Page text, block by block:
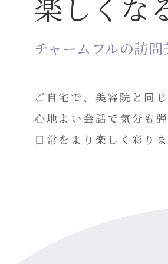
チャームフルの訪問
ご自宅で、美容院と同
心地よい会話で気分も
日常をより楽しく彩りま